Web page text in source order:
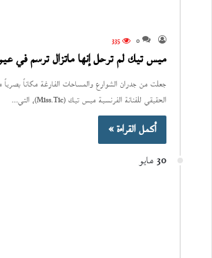
0
335
ميس تيك لم ترحل إنها ماتزال ترسم في
جعلت من جدران الشوارع والمساحات الفارغة مكاناً بصرياً
الحقيقي للفنانة الفرنسية ميس تيك (Miss.Tic)، التي…
أكمل القراءة »
30 مايو